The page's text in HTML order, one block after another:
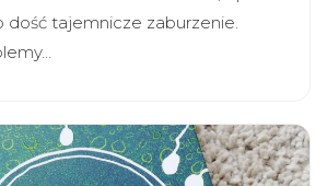
dość tajemnicze zaburzenie.